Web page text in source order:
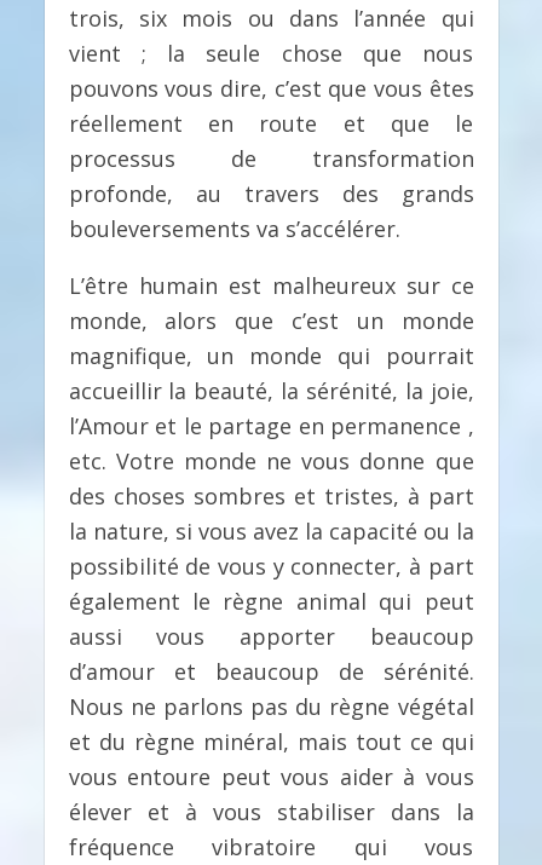
trois, six mois ou dans l’année qui
vient ; la seule chose que nous
pouvons vous dire, c’est que vous êtes
réellement en route et que le
processus de transformation
profonde, au travers des grands
bouleversements va s’accélérer.
L’être humain est malheureux sur ce
monde, alors que c’est un monde
magnifique, un monde qui pourrait
accueillir la beauté, la sérénité, la joie,
l’Amour et le partage en permanence ,
etc. Votre monde ne vous donne que
des choses sombres et tristes, à part
la nature, si vous avez la capacité ou la
possibilité de vous y connecter, à part
également le règne animal qui peut
aussi vous apporter beaucoup
d’amour et beaucoup de sérénité.
Nous ne parlons pas du règne végétal
et du règne minéral, mais tout ce qui
vous entoure peut vous aider à vous
élever et à vous stabiliser dans la
fréquence vibratoire qui vous